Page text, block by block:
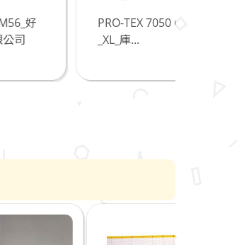
PRO-TEX 7050 Coverall防護衣
_XL_庫...